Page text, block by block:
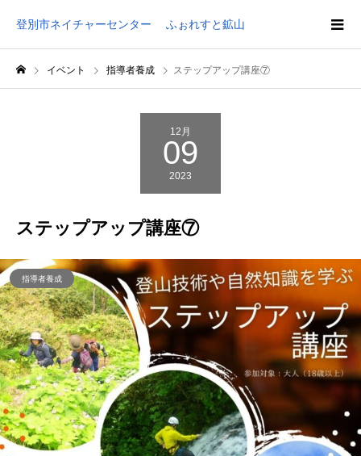
登別市ネイチャーセンター ふぉれすと鉱山
イベント 指導者養成 ステップアップ講座⑦
12月
09
2023
ステップアップ講座⑦
指導者養成